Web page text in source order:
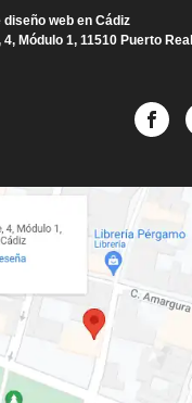
web en Cádiz
Módulo 1, 11510 Puerto